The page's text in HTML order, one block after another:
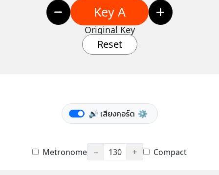
Key A
Original Key
Reset
🔊 เสียงคอร์ด ⚙️
Metronome − 130 + Compact